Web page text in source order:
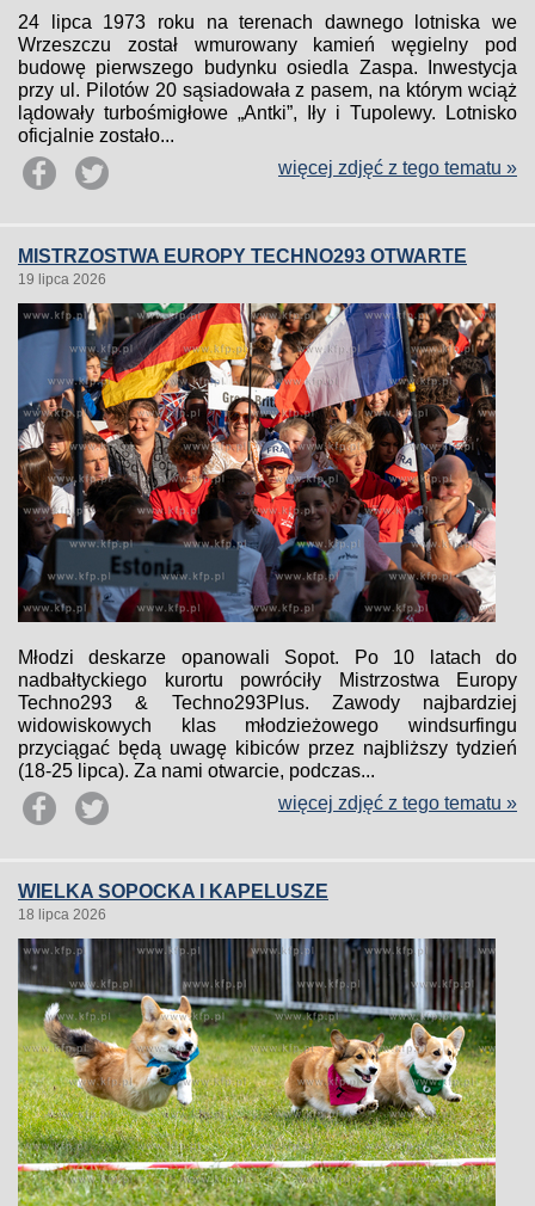
24 lipca 1973 roku na terenach dawnego lotniska we
Wrzeszczu został wmurowany kamień węgielny pod
budowę pierwszego budynku osiedla Zaspa. Inwestycja
przy ul. Pilotów 20 sąsiadowała z pasem, na którym wciąż
lądowały turbośmigłowe „Antki”, Iły i Tupolewy. Lotnisko
oficjalnie zostało...
więcej zdjęć z tego tematu »
MISTRZOSTWA EUROPY TECHNO293 OTWARTE
19 lipca 2026
Młodzi deskarze opanowali Sopot. Po 10 latach do
nadbałtyckiego kurortu powróciły Mistrzostwa Europy
Techno293 & Techno293Plus. Zawody najbardziej
widowiskowych klas młodzieżowego windsurfingu
przyciągać będą uwagę kibiców przez najbliższy tydzień
(18-25 lipca). Za nami otwarcie, podczas...
więcej zdjęć z tego tematu »
WIELKA SOPOCKA I KAPELUSZE
18 lipca 2026